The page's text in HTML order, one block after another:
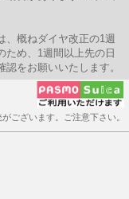
、概ねダイヤ改正の1週
ため、1週間以上先の日
をお願いいたします。
ございます。ご注意下さい。